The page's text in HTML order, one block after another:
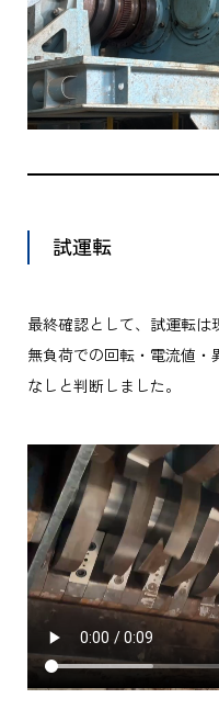
試運転
最終確認として、試運転は
無負荷での回転・電流値
なしと判断しました。